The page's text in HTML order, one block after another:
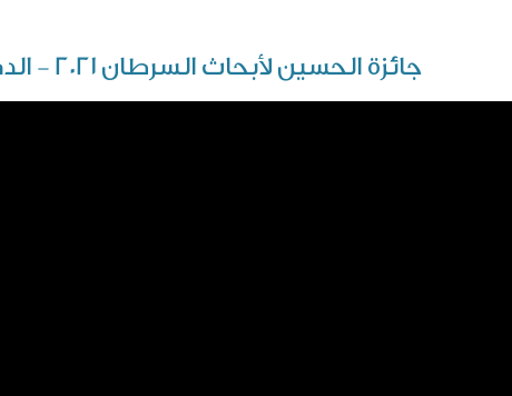
جائزة الحسين لأبحاث السرطان 2021 - الدكتور حكمت عبد الرازق